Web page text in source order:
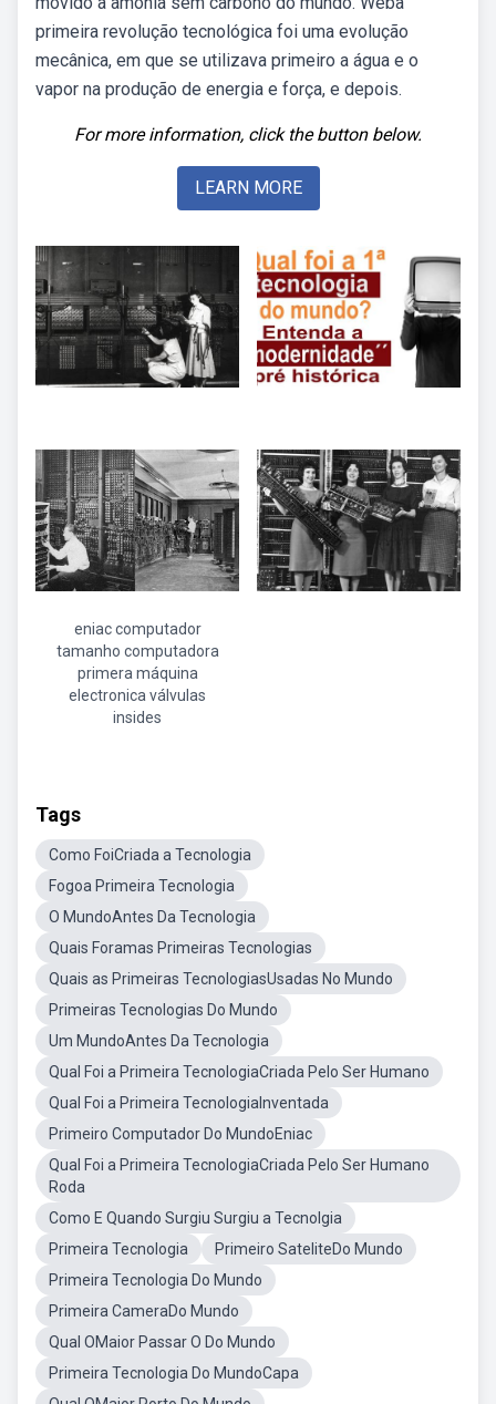
primeira revolução tecnológica foi uma evolução
mecânica, em que se utilizava primeiro a água e o
vapor na produção de energia e força, e depois.
For more information, click the button below.
LEARN MORE
eniac computador
tamanho computadora
primera máquina
electronica válvulas
insides
Tags
Como FoiCriada a Tecnologia
Fogoa Primeira Tecnologia
O MundoAntes Da Tecnologia
Quais Foramas Primeiras Tecnologias
Quais as Primeiras TecnologiasUsadas No Mundo
Primeiras Tecnologias Do Mundo
Um MundoAntes Da Tecnologia
Qual Foi a Primeira TecnologiaCriada Pelo Ser Humano
Qual Foi a Primeira TecnologiaInventada
Primeiro Computador Do MundoEniac
Qual Foi a Primeira TecnologiaCriada Pelo Ser Humano
Roda
Como E Quando Surgiu Surgiu a Tecnolgia
Primeira Tecnologia
Primeiro SateliteDo Mundo
Primeira Tecnologia Do Mundo
Primeira CameraDo Mundo
Qual OMaior Passar O Do Mundo
Primeira Tecnologia Do MundoCapa